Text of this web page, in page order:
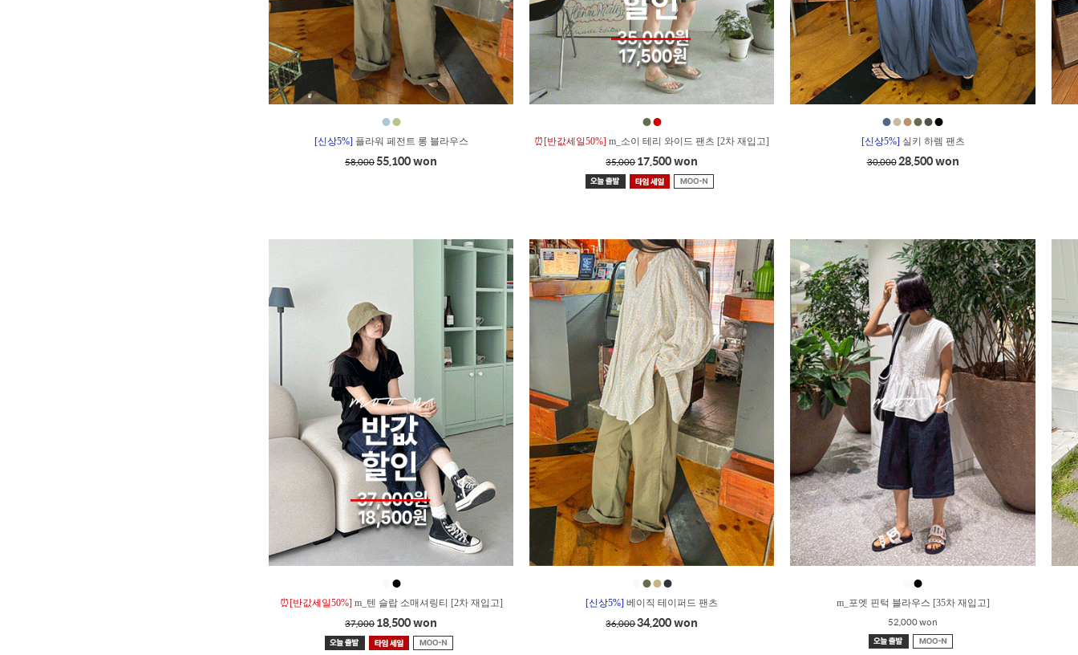
●●
[신상5%] 플라워 페전트 롱 블라우스
58,00055,100 won
●●
⏰[반값세일50%]m_소이 테리 와이드 팬츠 [2차 재입고]
35,00017,500 won
●●●●●●
[신상5%] 실키 하렘 팬츠
30,00028,500 won
●
⏰[반값세일50%] m_텐 슬랍 소매셔링티 [2차 재입고]
37,00018,500 won
●●●
[신상5%]베이직 테이퍼드 팬츠
36,00034,200 won
●
m_포엣 핀턱 블라우스 [35차 재입고]
52,000 won